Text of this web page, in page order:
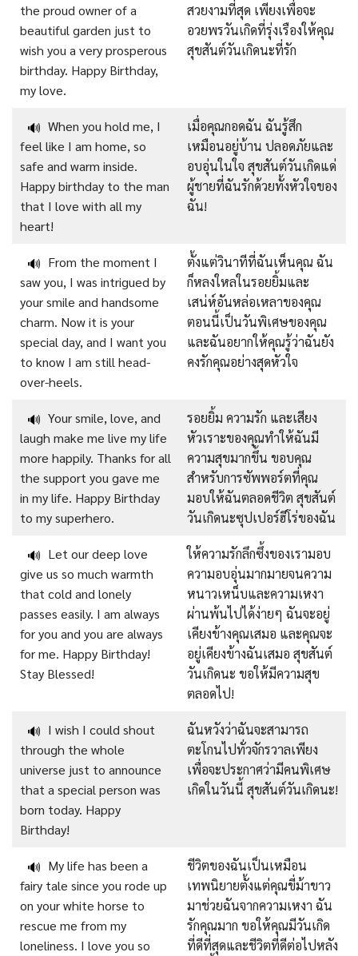
the proud owner of a
beautiful garden just to
wish you a very prosperous
birthday. Happy Birthday,
my love.
สวยงามที่สุด เพียงเพื่อจะ
อวยพรวันเกิดที่รุ่งเรืองให้คุณ
สุขสันต์วันเกิดนะที่รัก
🔊 When you hold me, I
feel like I am home, so
safe and warm inside.
Happy birthday to the man
that I love with all my
heart!
เมื่อคุณกอดฉัน ฉันรู้สึก
เหมือนอยู่บ้าน ปลอดภัยและ
อบอุ่นในใจ สุขสันต์วันเกิดแด่
ผู้ชายที่ฉันรักด้วยทั้งหัวใจของ
ฉัน!
🔊 From the moment I
saw you, I was intrigued by
your smile and handsome
charm. Now it is your
special day, and I want you
to know I am still head-
over-heels.
ตั้งแต่วินาทีที่ฉันเห็นคุณ ฉัน
ก็หลงใหลในรอยยิ้มและ
เสน่ห์อันหล่อเหลาของคุณ
ตอนนี้เป็นวันพิเศษของคุณ
และฉันอยากให้คุณรู้ว่าฉันยัง
คงรักคุณอย่างสุดหัวใจ
🔊 Your smile, love, and
laugh make me live my life
more happily. Thanks for all
the support you gave me
in my life. Happy Birthday
to my superhero.
รอยยิ้ม ความรัก และเสียง
หัวเราะของคุณทำให้ฉันมี
ความสุขมากขึ้น ขอบคุณ
สำหรับการซัพพอร์ตที่คุณ
มอบให้ฉันตลอดชีวิต สุขสันต์
วันเกิดนะซุปเปอร์ฮีโร่ของฉัน
🔊 Let our deep love
give us so much warmth
that cold and lonely
passes easily. I am always
for you and you are always
for me. Happy Birthday!
Stay Blessed!
ให้ความรักลึกซึ้งของเรามอบ
ความอบอุ่นมากมายจนความ
หนาวเหน็บและความเหงา
ผ่านพ้นไปได้ง่ายๆ ฉันจะอยู่
เคียงข้างคุณเสมอ และคุณจะ
อยู่เคียงข้างฉันเสมอ สุขสันต์
วันเกิดนะ ขอให้มีความสุข
ตลอดไป!
🔊 I wish I could shout
through the whole
universe just to announce
that a special person was
born today. Happy
Birthday!
ฉันหวังว่าฉันจะสามารถ
ตะโกนไปทั่วจักรวาลเพียง
เพื่อจะประกาศว่ามีคนพิเศษ
เกิดในวันนี้ สุขสันต์วันเกิดนะ!
🔊 My life has been a
fairy tale since you rode up
on your white horse to
rescue me from my
loneliness. I love you so
ชีวิตของฉันเป็นเหมือน
เทพนิยายตั้งแต่คุณขี่ม้าขาว
มาช่วยฉันจากความเหงา ฉัน
รักคุณมาก ขอให้คุณมีวันเกิด
ที่ดีที่สุดและชีวิตที่ดีต่อไปหลัง